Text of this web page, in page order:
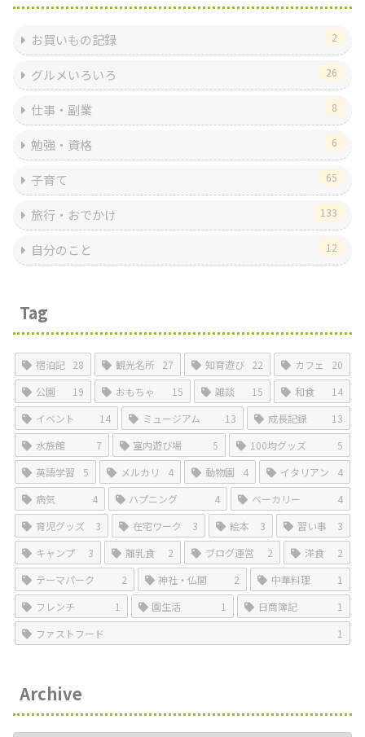
お買いもの記録 2
グルメいろいろ 26
仕事・副業 8
勉強・資格 6
子育て 65
旅行・おでかけ 133
自分のこと 12
Tag
宿泊記 28 観光名所 27 知育遊び 22 カフェ
20
公園
19 おもちゃ 15 雑談 15 和食
14
イベント
14 ミュージアム 13 成長記録
13
水族館
7 室内遊び場 5 100均グッズ
5
英語学習
5 メルカリ 4 動物園 4 イタリアン
4
病気
4 ハプニング 4 ベーカリー
4
育児グッズ
3 在宅ワーク 3 絵本 3 習い事
3
キャンプ
3 離乳食 2 ブログ運営 2 洋食
2
テーマパーク
2 神社・仏閣 2 中華料理
1
フレンチ
1 園生活 1 日商簿記
1
ファストフード
1
Archive